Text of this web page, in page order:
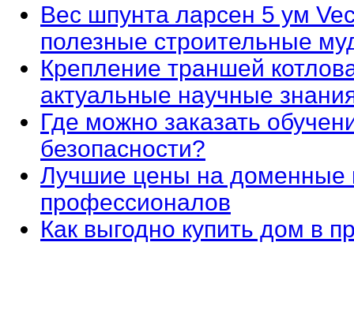
Вес шпунта ларсен 5 ум
полезные строительные
Крепление траншей
актуальные научные
Где можно заказать
безопасности?
Лучшие цены на доменные
профессионалов
Как выгодно купить дом в